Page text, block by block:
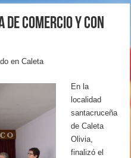
de Comercio y con
en Caleta
En la
localidad
santacruceña
de Caleta
Olivia,
finalizó el